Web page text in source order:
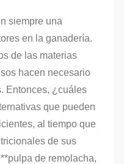
siempre una
en la ganadería.
de las materias
hacen necesario
Entonces, ¿cuáles
que pueden
al tiempo que
de sus
de remolacha,